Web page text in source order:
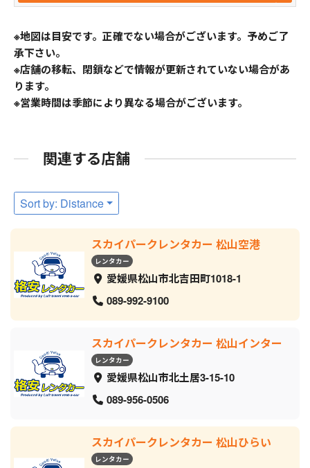
※地図は目安です。正確でない場合がございます。予めご了
承下さい。
※店舗の移転、閉鎖などで情報が更新されていない場合があ
ります。
※営業時間は季節により異なる場合がございます。
関連する店舗
Sort by: Distance
スカイパークレンタカー 松山空港
レンタカー
愛媛県松山市北吉田町1018-1
089-992-9100
スカイパークレンタカー 松山インター
レンタカー
愛媛県松山市北土居3-15-10
089-956-0506
スカイパークレンタカー 松山ひらい
レンタカー